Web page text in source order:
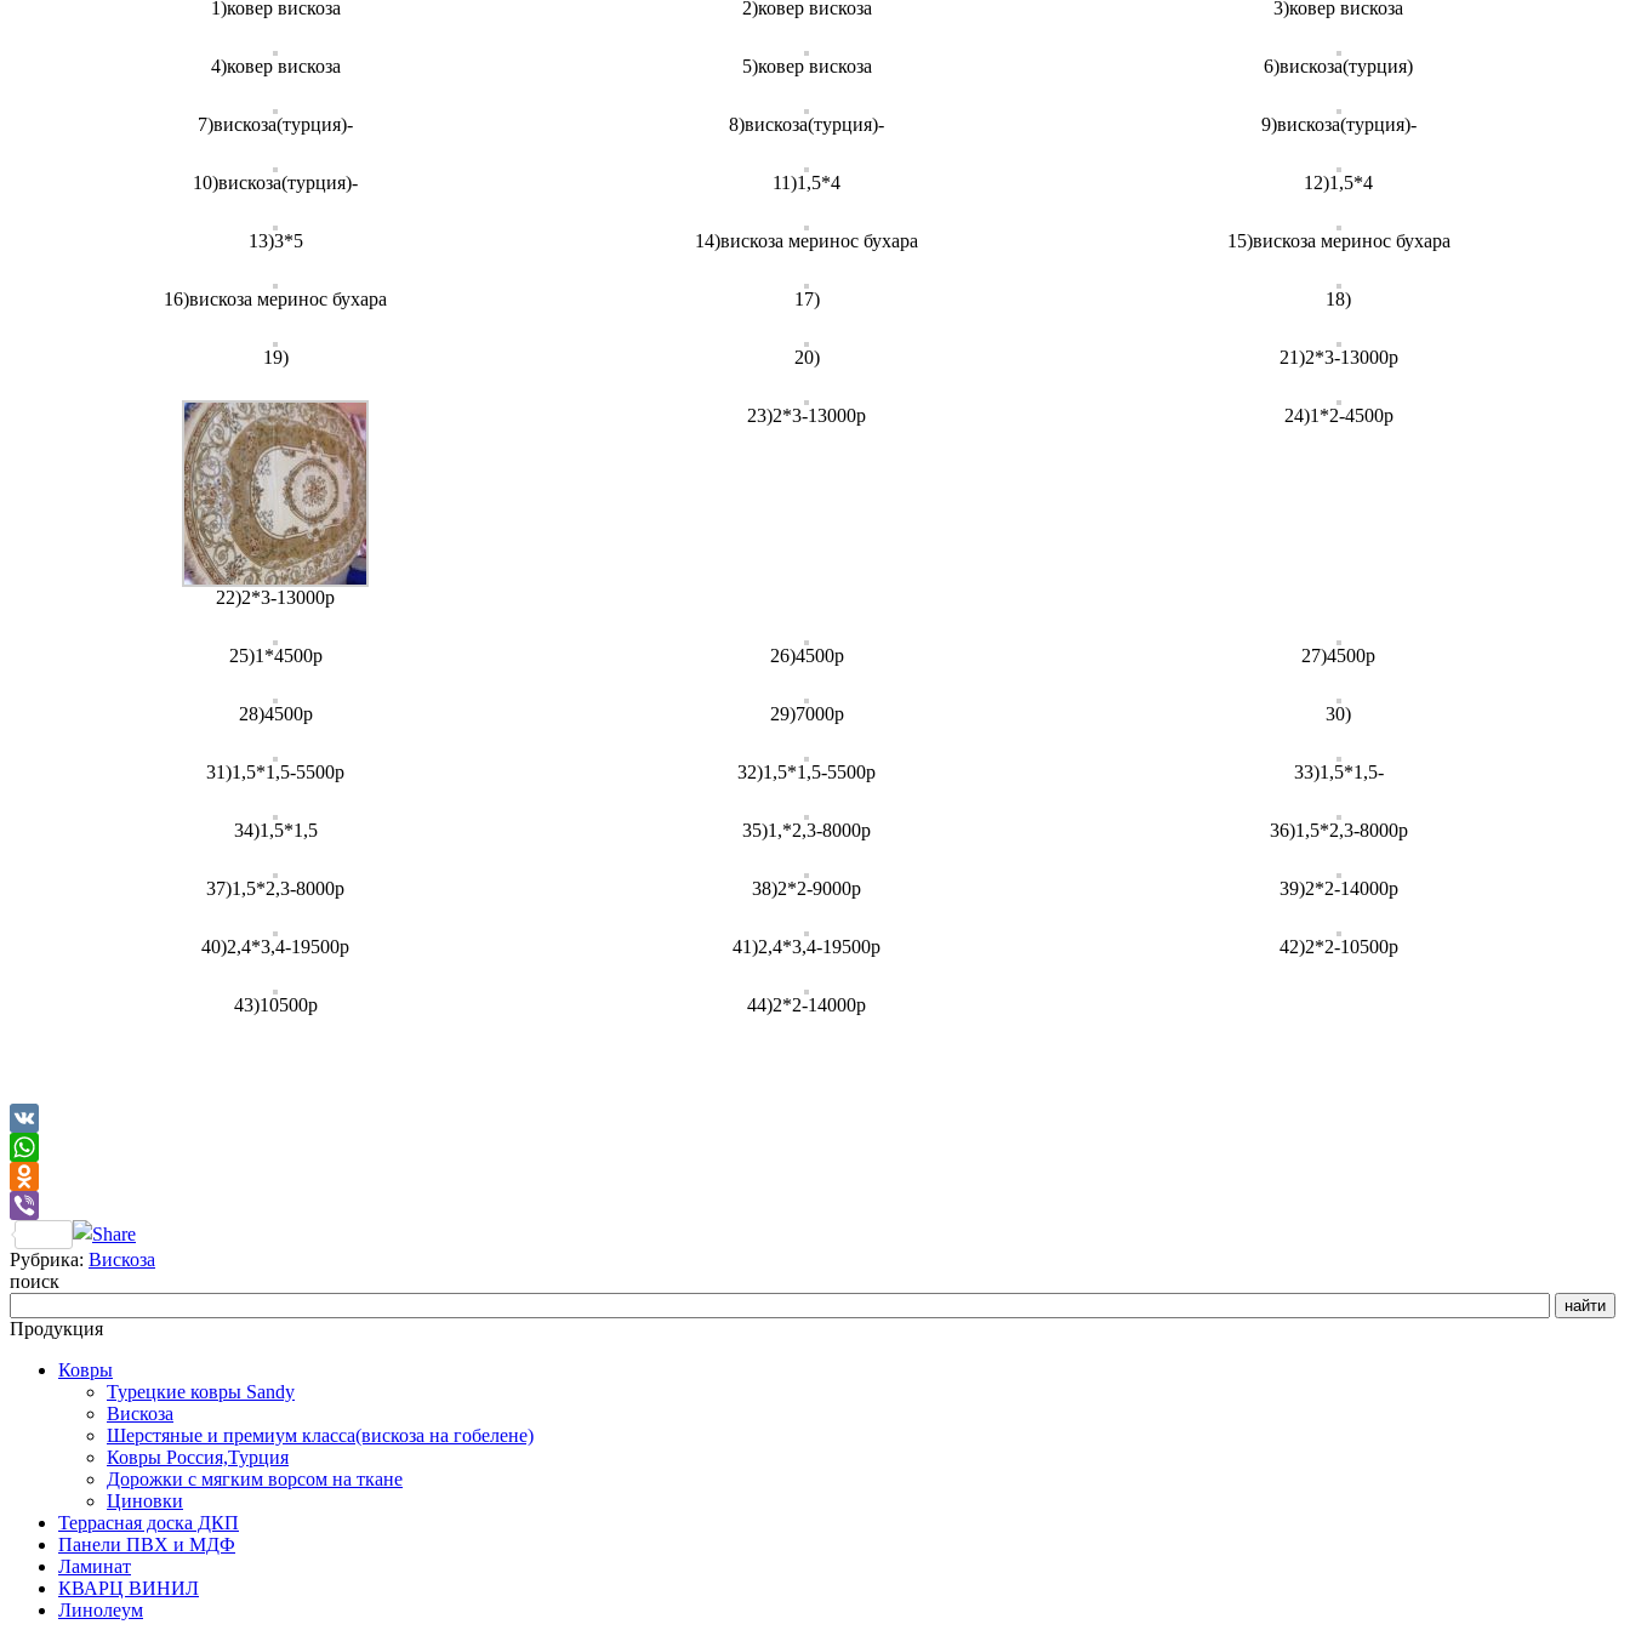
1)ковер вискоза 2)ковер вискоза 3)ковер вискоза
4)ковер вискоза 5)ковер вискоза 6)вискоза(турция)
7)вискоза(турция)- 8)вискоза(турция)- 9)вискоза(турция)-
10)вискоза(турция)- 11)1,5*4 12)1,5*4
13)3*5 14)вискоза меринос бухара 15)вискоза меринос бухара
16)вискоза меринос бухара 17) 18)
19) 20) 21)2*3-13000р
22)2*3-13000р
23)2*3-13000р 24)1*2-4500р
25)1*4500р 26)4500р 27)4500р
28)4500р 29)7000р 30)
31)1,5*1,5-5500р 32)1,5*1,5-5500р 33)1,5*1,5-
34)1,5*1,5 35)1,*2,3-8000р 36)1,5*2,3-8000р
37)1,5*2,3-8000р 38)2*2-9000р 39)2*2-14000р
40)2,4*3,4-19500р 41)2,4*3,4-19500р 42)2*2-10500р
43)10500р 44)2*2-14000р
VK
WhatsApp
Odnoklassniki
Viber
Рубрика: Вискоза
поиск
Продукция
Ковры
Турецкие ковры Sandy
Вискоза
Шерстяные и премиум класса(вискоза на гобелене)
Ковры Россия,Турция
Дорожки с мягким ворсом на ткане
Циновки
Террасная доска ДКП
Панели ПВХ и МДФ
Ламинат
КВАРЦ ВИНИЛ
Линолеум